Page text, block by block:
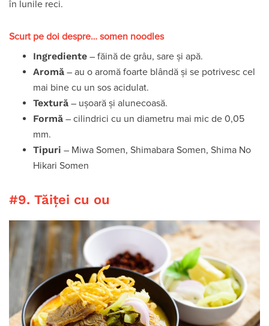
în lunile reci.
Scurt pe doi despre… somen noodles
Ingrediente – făină de grâu, sare și apă.
Aromă – au o aromă foarte blândă și se potrivesc cel
mai bine cu un sos acidulat.
Textură – ușoară și alunecoasă.
Formă – cilindrici cu un diametru mai mic de 0,05
mm.
Tipuri – Miwa Somen, Shimabara Somen, Shima No
Hikari Somen
#9. Tăiței cu ou